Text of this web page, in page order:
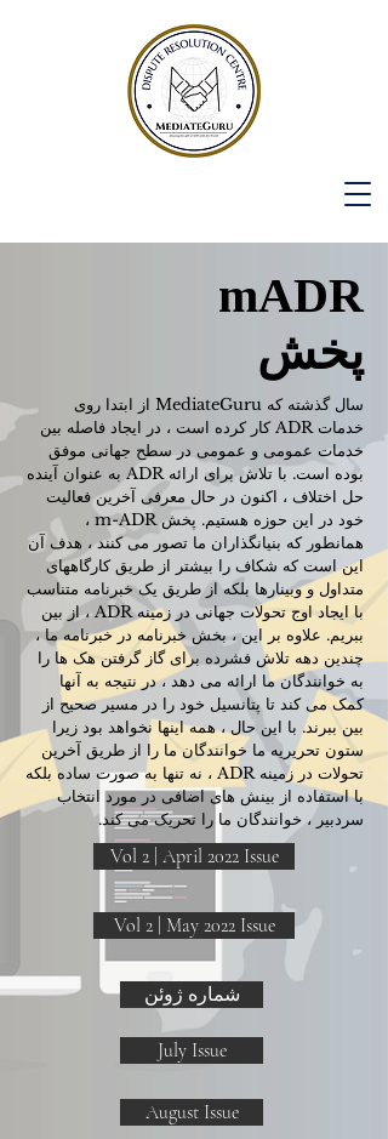
mADR
پخش
سال گذشته که MediateGuru از ابتدا روی
خدمات ADR کار کرده است ، در ایجاد فاصله بین
خدمات عمومی و عمومی در سطح جهانی موفق
بوده است. با تلاش برای ارائه ADR به عنوان آینده
حل اختلاف ، اکنون در حال معرفی آخرین فعالیت
خود در این حوزه هستیم. پخش m-ADR ،
همانطور که بنیانگذاران ما تصور می کنند ، هدف آن
این است که شکاف را بیشتر از طریق کارگاههای
متداول و وبینارها بلکه از طریق یک خبرنامه متناسب
با ایجاد اوج تحولات جهانی در زمینه ADR ، از بین
ببریم. علاوه بر این ، بخش خبرنامه در خبرنامه ما ،
چندین دهه تلاش فشرده برای گاز گرفتن هک ها را
به خوانندگان ما ارائه می دهد ، در نتیجه به آنها
کمک می کند تا پتانسیل خود را در مسیر صحیح از
بین ببرند. با این حال ، همه اینها نخواهد بود زیرا
ستون تحریریه ما خوانندگان ما را از طریق آخرین
تحولات در زمینه ADR ، نه تنها به صورت ساده بلکه
با استفاده از بینش های اضافی در مورد انتخاب
سردبیر ، خوانندگان ما را تحریک می کند.
Vol 2 | April 2022 Issue
Vol 2 | May 2022 Issue
شماره ژوئن
July Issue
August Issue